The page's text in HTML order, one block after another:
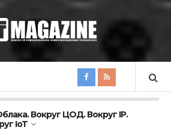
Вокруг ЦОД. Вокруг IP.
IoT